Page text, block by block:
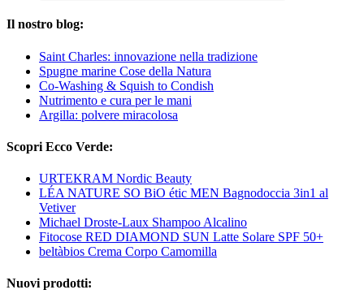
Il nostro blog:
Saint Charles: innovazione nella tradizione
Spugne marine Cose della Natura
Co-Washing & Squish to Condish
Nutrimento e cura per le mani
Argilla: polvere miracolosa
Scopri Ecco Verde:
URTEKRAM Nordic Beauty
LÉA NATURE SO BiO étic MEN Bagnodoccia 3in1 al
Vetiver
Michael Droste-Laux Shampoo Alcalino
Fitocose RED DIAMOND SUN Latte Solare SPF 50+
beltàbios Crema Corpo Camomilla
Nuovi prodotti: